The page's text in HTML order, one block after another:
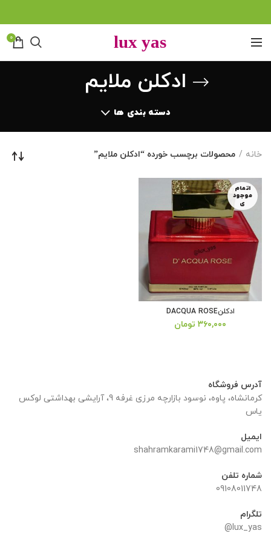
0
ادکلن ملایم
دسته بندی ها
خانه محصولات برچسب خورده “ادکلن ملایم”
اتمام
موجود
ی
ادکلنDACQUA ROSE
۳۶۰,۰۰۰ تومان
آدرس فروشگاه
کرمانشاه، پاوه، نوسود بازارچه مرزی غرفه 9، آرایشی بهداشتی لوکس
یاس
ایمیل
shahramkarami1748@gmail.com
شماره تلفن
09108011748
تلگرام
lux_yas@